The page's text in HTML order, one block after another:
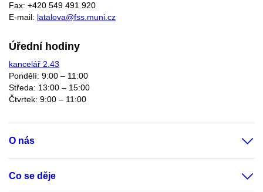
Fax: +420 549 491 920
E-mail: latalova@fss.muni.cz
Úřední hodiny
kancelář 2.43
Pondělí: 9:00 – 11:00
Středa: 13:00 – 15:00
Čtvrtek: 9:00 – 11:00
O nás
Co se děje